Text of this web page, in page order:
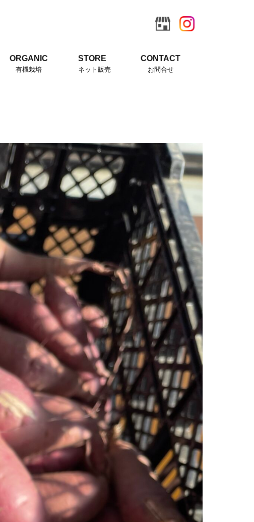
ORGANIC
有機栽培
STORE
ネット販売
CONTACT
お問合せ